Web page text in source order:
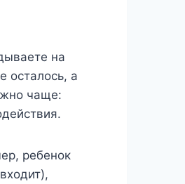
на
осталось, а
чаще:
ребенок